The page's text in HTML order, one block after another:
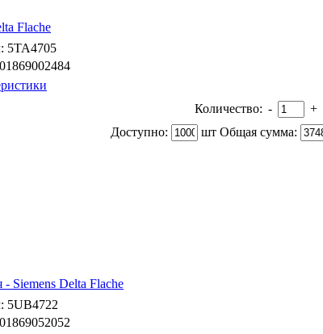
Flache
5TA4705
Количество: - +
Доступно:
шт Общая сумма:
Siemens Delta Flache
5UB4722